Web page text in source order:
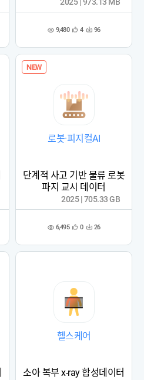
조 9,480 관
록
4 다 96
NEW
로봇·피지컬AI
단계적 사고 기반 물류 로봇
파지 교시 데이터
조 6,495 관
록
0 다 26
2025 | 705.33 GB
헬스케어
소아 복부 x-ray 합성데이터